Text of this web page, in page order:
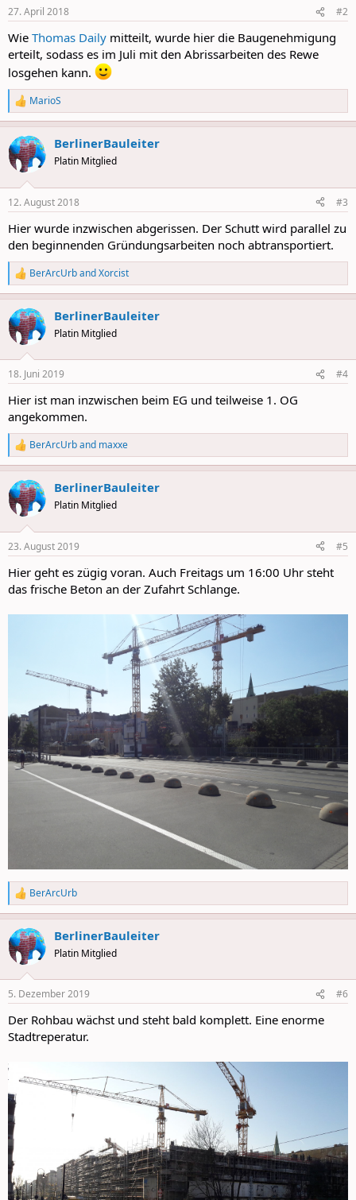
s
27. April 2018 #2
Wie Thomas Daily mitteilt, wurde hier die Baugenehmigung
erteilt, sodass es im Juli mit den Abrissarbeiten des Rewe
losgehen kann.
R
e
a
c
t
i
s
MarioS
BerlinerBauleiter
Platin Mitglied
12. August 2018 #3
Hier wurde inzwischen abgerissen. Der Schutt wird parallel zu
den beginnenden Gründungsarbeiten noch abtransportiert.
R
e
a
c
t
i
s
BerArcUrbandXorcist
BerlinerBauleiter
Platin Mitglied
18. Juni 2019 #4
Hier ist man inzwischen beim EG und teilweise 1. OG
angekommen.
R
e
a
c
t
i
s
BerArcUrband maxxe
BerlinerBauleiter
Platin Mitglied
23. August 2019 #5
Hier geht es zügig voran. Auch Freitags um 16:00 Uhr steht
das frische Beton an der Zufahrt Schlange.
R
e
a
c
t
i
s
BerArcUrb
BerlinerBauleiter
Platin Mitglied
5. Dezember 2019 #6
Der Rohbau wächst und steht bald komplett. Eine enorme
Stadtreperatur.